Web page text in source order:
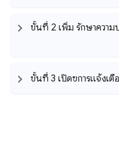
ขั้นที่ 2 เพิ่ม รักษาความ
ขั้นที่ 3 เปิดฃการแจ้งเ